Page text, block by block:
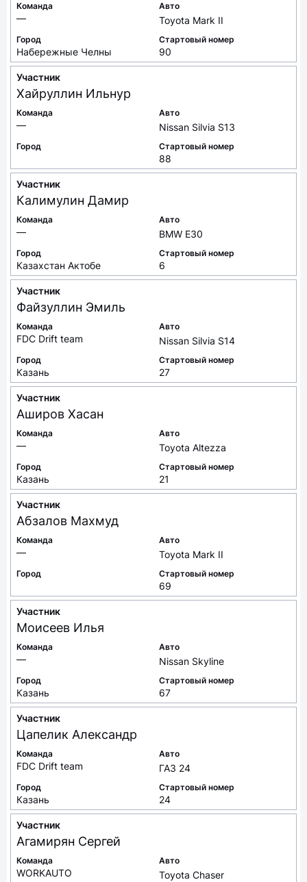
Команда
—
Авто
Toyota Mark II
Город
Набережные Челны
Стартовый номер
90
Участник
Хайруллин Ильнур
Команда
—
Авто
Nissan Silvia S13
Город Стартовый номер
88
Участник
Калимулин Дамир
Команда
—
Авто
BMW E30
Город
Казахстан Актобе
Стартовый номер
6
Участник
Файзуллин Эмиль
Команда
FDC Drift team
Авто
Nissan Silvia S14
Город
Казань
Стартовый номер
27
Участник
Аширов Хасан
Команда
—
Авто
Toyota Altezza
Город
Казань
Стартовый номер
21
Участник
Абзалов Махмуд
Команда
—
Авто
Toyota Mark II
Город Стартовый номер
69
Участник
Моисеев Илья
Команда
—
Авто
Nissan Skyline
Город
Казань
Стартовый номер
67
Участник
Цапелик Александр
Команда
FDC Drift team
Авто
ГАЗ 24
Город
Казань
Стартовый номер
24
Участник
Агамирян Сергей
Команда
WORKAUTO
Авто
Toyota Chaser